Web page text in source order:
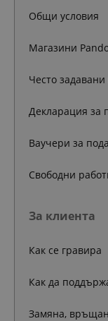
Общи условия
Магазини
Често
Декларация за
Ваучери за
Свободни
За клиента
Как се гравира
Как да
Замяна,